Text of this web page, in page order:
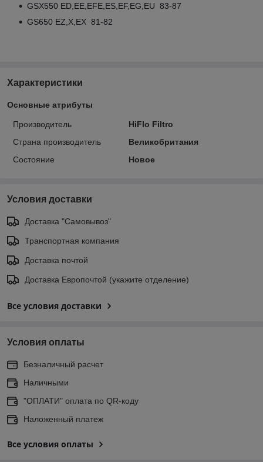
GSX550 ED,EE,EFE,ES,EF,EG,EU 83-87
GS650 EZ,X,EX 81-82
Характеристики
Основные атрибуты
Производитель
HiFlo Filtro
Страна производитель
Великобритания
Состояние
Новое
Условия доставки
Доставка "Самовывоз"
Транспортная компания
Доставка почтой
Доставка Европочтой (укажите отделение)
Все условия доставки
Условия оплаты
Безналичный расчет
Наличными
"ОПЛАТИ" оплата по QR-коду
Наложенный платеж
Все условия оплаты